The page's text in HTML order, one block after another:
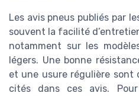
Les avis pneus publiés par
souvent la facilité
notamment sur les
légers. Une bonne
et une usure régulière sont
cités dans ces avis.